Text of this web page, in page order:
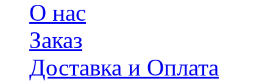
О нас
Заказ
Доставка и Оплата